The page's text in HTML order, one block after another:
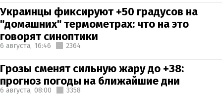
Украинцы фиксируют +50 градусов на
"домашних" термометрах: что на это
говорят синоптики
6 августа, 16:46 2364
Грозы сменят сильную жару до +38:
прогноз погоды на ближайшие дни
6 августа, 08:00 3358